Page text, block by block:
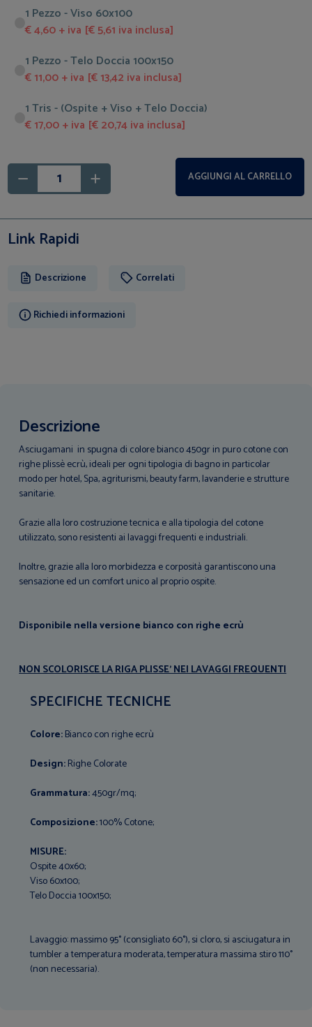
1 Pezzo - Viso 60x100
€ 4,60 + iva [€ 5,61 iva inclusa]
1 Pezzo - Telo Doccia 100x150
€ 11,00 + iva [€ 13,42 iva inclusa]
1 Tris - (Ospite + Viso + Telo Doccia)
€ 17,00 + iva [€ 20,74 iva inclusa]
AGGIUNGI AL CARRELLO
Link Rapidi
Descrizione Correlati
Richiedi informazioni
Descrizione
Asciugamani in spugna di colore bianco 450gr in puro cotone con
righe plissè ecrù, ideali per ogni tipologia di bagno in particolar
modo per hotel, Spa, agriturismi, beauty farm, lavanderie e strutture
sanitarie.
Grazie alla loro costruzione tecnica e alla tipologia del cotone
utilizzato, sono resistenti ai lavaggi frequenti e industriali.
Inoltre, grazie alla loro morbidezza e corposità garantiscono una
sensazione ed un comfort unico al proprio ospite.
Disponibile nella versione bianco con righe ecrù
NON SCOLORISCE LA RIGA PLISSE' NEI LAVAGGI FREQUENTI
SPECIFICHE TECNICHE
Colore:Bianco con righe ecrù
Design:Righe Colorate
Grammatura:450gr/mq;
Composizione:100% Cotone;
MISURE:
Ospite 40x60;
Viso 60x100;
Telo Doccia 100x150;
Lavaggio: massimo 95° (consigliato 60°), si cloro, si asciugatura in
tumbler a temperatura moderata, temperatura massima stiro 110°
(non necessaria).